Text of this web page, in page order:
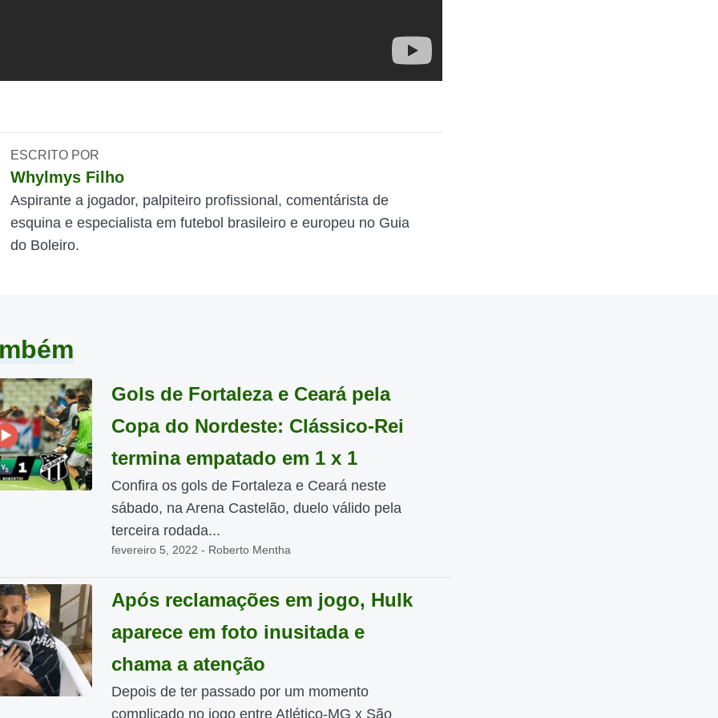
ESCRITO POR
Whylmys Filho
Aspirante a jogador, palpiteiro profissional, comentárista de
esquina e especialista em futebol brasileiro e europeu no Guia
do Boleiro.
Gols de Fortaleza e Ceará pela
Copa do Nordeste: Clássico-Rei
termina empatado em 1 x 1
Confira os gols de Fortaleza e Ceará neste
sábado, na Arena Castelão, duelo válido pela
terceira rodada...
fevereiro 5, 2022 - Roberto Mentha
Após reclamações em jogo, Hulk
aparece em foto inusitada e
chama a atenção
Depois de ter passado por um momento
complicado no jogo entre Atlético-MG x São